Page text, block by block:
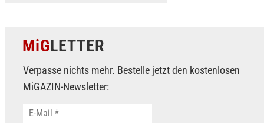
MiGLETTER
Verpasse nichts mehr. Bestelle jetzt den kostenlosen
MiGAZIN-Newsletter: